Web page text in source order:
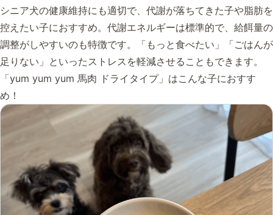
シニア犬の健康維持にも適切で、代謝が落ちてきた子や脂肪を
控えたい子におすすめ。代謝エネルギーは標準的で、給餌量の
調整がしやすいのも特徴です。「もっと食べたい」「ごはんが
足りない」といったストレスを軽減させることもできます。
「yum yum yum 馬肉 ドライタイプ」はこんな子におすす
め！